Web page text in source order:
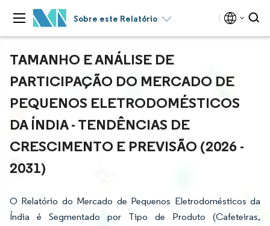
Sobre este Relatório
TAMANHO E ANÁLISE DE
PARTICIPAÇÃO DO MERCADO DE
PEQUENOS ELETRODOMÉSTICOS
DA ÍNDIA - TENDÊNCIAS DE
CRESCIMENTO E PREVISÃO (2026 -
2031)
O Relatório do Mercado de Pequenos Eletrodomésticos da
Índia é Segmentado por Tipo de Produto (Cafeteiras,